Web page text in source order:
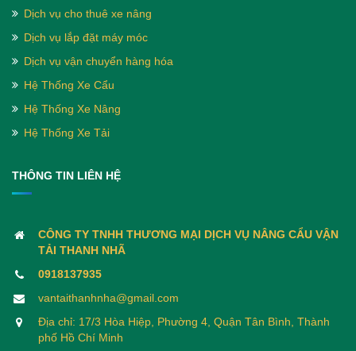
Dịch vụ cho thuê xe nâng
Dịch vụ lắp đặt máy móc
Dịch vụ vận chuyển hàng hóa
Hệ Thống Xe Cẩu
Hệ Thống Xe Nâng
Hệ Thống Xe Tải
THÔNG TIN LIÊN HỆ
CÔNG TY TNHH THƯƠNG MẠI DỊCH VỤ NÂNG CẨU VẬN
TẢI THANH NHÃ
0918137935
vantaithanhnha@gmail.com
Địa chỉ: 17/3 Hòa Hiệp, Phường 4, Quận Tân Bình, Thành
phố Hồ Chí Minh